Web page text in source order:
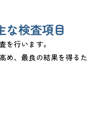
な検査項目
を行います。
め、最良の結果を得るた